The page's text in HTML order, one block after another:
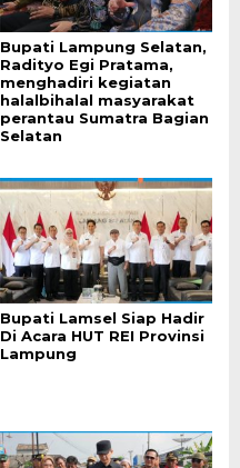
Bupati Lampung Selatan,
Radityo Egi Pratama,
menghadiri kegiatan
halalbihalal masyarakat
perantau Sumatra Bagian
Selatan
Bupati Lamsel Siap Hadir
Di Acara HUT REI Provinsi
Lampung